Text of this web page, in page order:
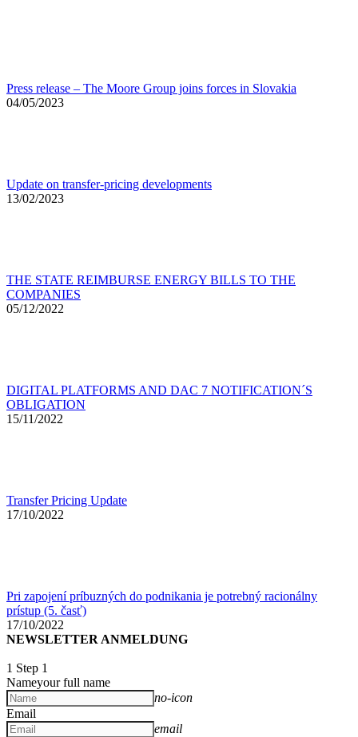
Press release – The Moore Group joins forces in Slovakia
04/05/2023
Update on transfer-pricing developments
13/02/2023
THE STATE REIMBURSE ENERGY BILLS TO THE
COMPANIES
05/12/2022
DIGITAL PLATFORMS AND DAC 7 NOTIFICATION´S
OBLIGATION
15/11/2022
Transfer Pricing Update
17/10/2022
Pri zapojení príbuzných do podnikania je potrebný racionálny
prístup (5. časť)
17/10/2022
NEWSLETTER ANMELDUNG
1 Step 1
Nameyour full name
no-icon
Email
email